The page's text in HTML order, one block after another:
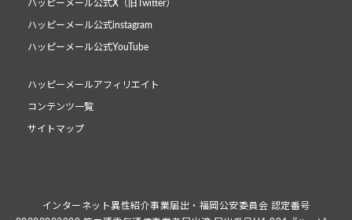
ハッピーメール公式X（旧Twitter）
ハッピーメール公式instagram
ハッピーメール公式YouTube
ハッピーメールアフィリエイト
コンテンツ一覧
サイトマップ
インターネット異性紹介事業届出・福岡公安委員会 認定番号